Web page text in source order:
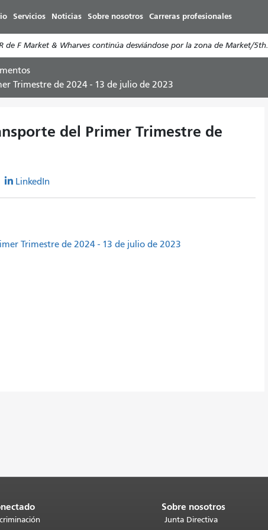
al
contenido
principal
Servicios Noticias Sobre nosotros Carreras profesionales
de F Market & Wharves continúa desviándose por la zona de Market/5th.
Trimestre de 2024 - 13 de julio de 2023
del Primer Trimestre de
LinkedIn
Trimestre de 2024 - 13 de julio de 2023
Sobre nosotros
Junta Directiva